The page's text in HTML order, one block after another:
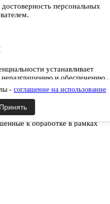
персональных
устанавливает
и обеспечению
персональных данных,
по запросу Администрации
при подписке на
при оформлении заказа.
к обработке в рамках
- соглашение на использование
Принять